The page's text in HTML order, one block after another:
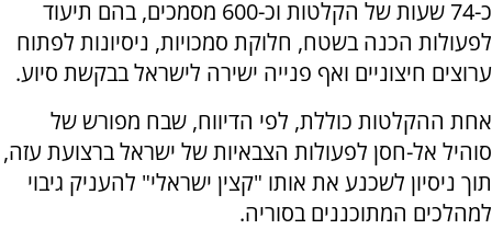
כ-74 שעות של הקלטות וכ-600 מסמכים, בהם תיעוד
לפעולות הכנה בשטח, חלוקת סמכויות, ניסיונות לפתוח
ערוצים חיצוניים ואף פנייה ישירה לישראל בבקשת סיוע.
אחת ההקלטות כוללת, לפי הדיווח, שבח מפורש של
סוהיל אל-חסן לפעולות הצבאיות של ישראל ברצועת עזה,
תוך ניסיון לשכנע את אותו "קצין ישראלי" להעניק גיבוי
למהלכים המתוכננים בסוריה.